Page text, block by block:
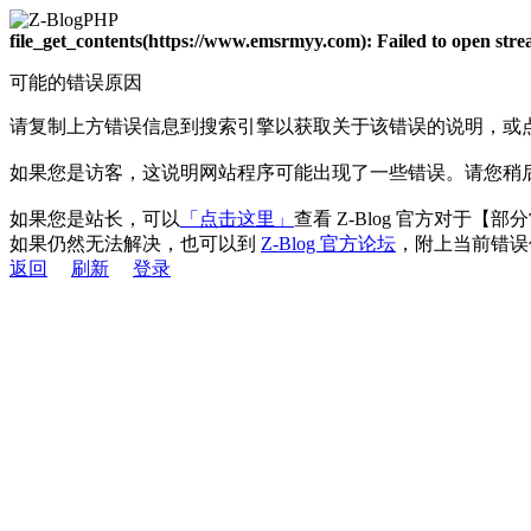
file_get_contents(https://www.emsrmyy.com): Failed to open
可能的错误原因
请复制上方错误信息到搜索引擎以获取关于该错误的说明，或
如果您是访客，这说明网站程序可能出现了一些错误。请您稍
如果您是站长，可以 「点击这里」 查看 Z-Blog 官方对于【部
如果仍然无法解决，也可以到 Z-Blog 官方论坛 ，附上当前错
返回
刷新 登录